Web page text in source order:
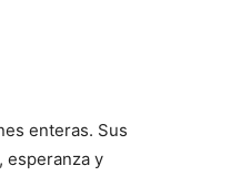
enteras. Sus
esperanza y